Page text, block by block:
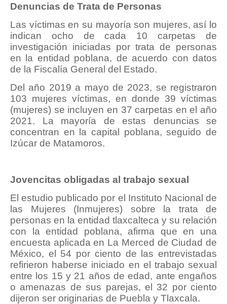
Denuncias de Trata de Personas
Las víctimas en su mayoría son mujeres, así lo
indican ocho de cada 10 carpetas de
investigación iniciadas por trata de personas
en la entidad poblana, de acuerdo con datos
de la Fiscalía General del Estado.
Del año 2019 a mayo de 2023, se registraron
103 mujeres víctimas, en donde 39 víctimas
(mujeres) se incluyen en 37 carpetas en el año
2021. La mayoría de estas denuncias se
concentran en la capital poblana, seguido de
Izúcar de Matamoros.
Jovencitas obligadas al trabajo sexual
El estudio publicado por el Instituto Nacional de
las Mujeres (Inmujeres) sobre la trata de
personas en la entidad tlaxcalteca y su relación
con la entidad poblana, afirma que en una
encuesta aplicada en La Merced de Ciudad de
México, el 54 por ciento de las entrevistadas
refirieron haberse iniciado en el trabajo sexual
entre los 15 y 21 años de edad, ante engaños
o amenazas de sus parejas, el 32 por ciento
dijeron ser originarias de Puebla y Tlaxcala.